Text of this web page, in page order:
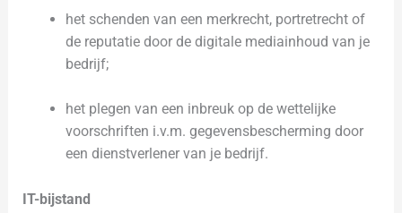
het schenden van een merkrecht, portretrecht of
de reputatie door de digitale mediainhoud van je
bedrijf;
het plegen van een inbreuk op de wettelijke
voorschriften i.v.m. gegevensbescherming door
een dienstverlener van je bedrijf.
IT-bijstand